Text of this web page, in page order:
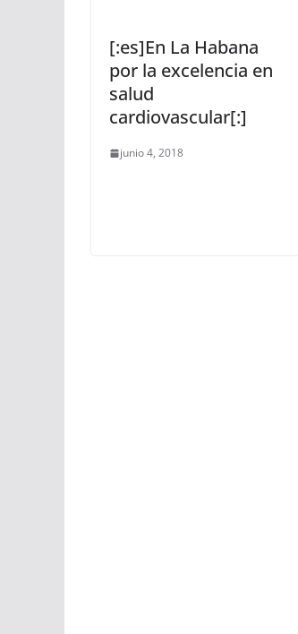
[:es]En La Habana
por la excelencia en
salud
cardiovascular[:]
junio 4, 2018